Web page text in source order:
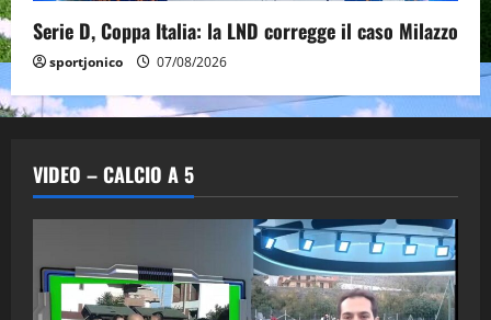
Serie D, Coppa Italia: la LND corregge il caso Milazzo
sportjonico 07/08/2026
VIDEO – CALCIO A 5